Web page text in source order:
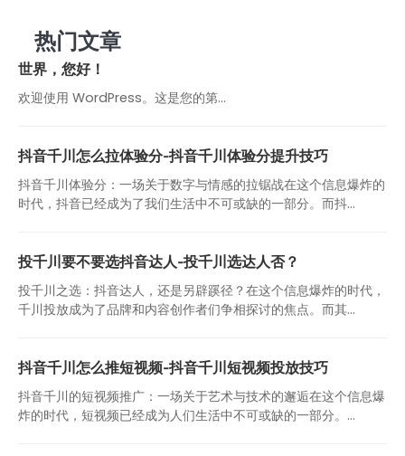
热门文章
世界，您好！
欢迎使用 WordPress。这是您的第…
抖音千川怎么拉体验分-抖音千川体验分提升技巧
抖音千川体验分：一场关于数字与情感的拉锯战在这个信息爆炸的
时代，抖音已经成为了我们生活中不可或缺的一部分。而抖...
投千川要不要选抖音达人-投千川选达人否？
投千川之选：抖音达人，还是另辟蹊径？在这个信息爆炸的时代，
千川投放成为了品牌和内容创作者们争相探讨的焦点。而其...
抖音千川怎么推短视频-抖音千川短视频投放技巧
抖音千川的短视频推广：一场关于艺术与技术的邂逅在这个信息爆
炸的时代，短视频已经成为人们生活中不可或缺的一部分。...